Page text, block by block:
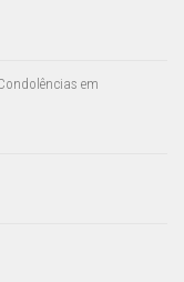
em